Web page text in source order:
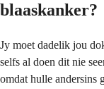
blaaskanker?
Jy moet dadelik jou
selfs al doen dit nie
omdat hulle andersins